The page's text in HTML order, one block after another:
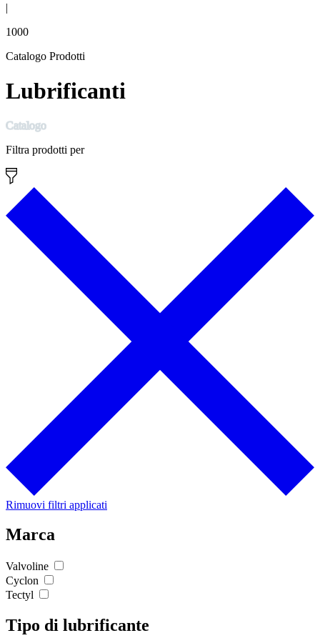
|
1000
Catalogo Prodotti
Lubrificanti
Catalogo
Filtra prodotti per
Rimuovi filtri applicati
Marca
Valvoline
Cyclon
Tectyl
Tipo di lubrificante